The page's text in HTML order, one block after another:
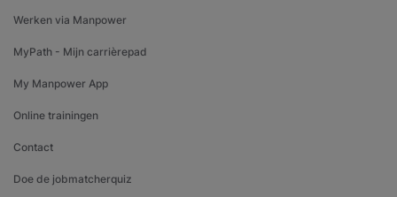
Werken via Manpower
MyPath - Mijn carrièrepad
My Manpower App
Online trainingen
Contact
Doe de jobmatcherquiz